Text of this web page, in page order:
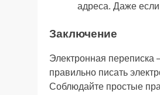
адреса. Даже
Заключение
Электронная
правильно писать
Соблюдайте простые